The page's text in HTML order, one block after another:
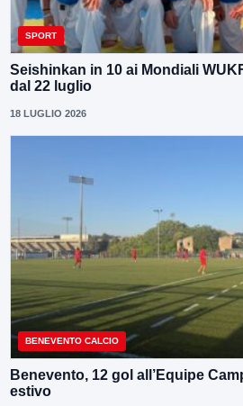
SPORT
Seishinkan in 10 ai Mondiali
dal 22 luglio
18 LUGLIO 2026
BENEVENTO CALCIO
Benevento, 12 gol all’Equipe
estivo